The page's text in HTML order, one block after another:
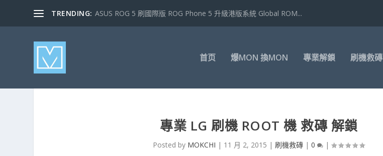
TRENDING: ASUS ROG 5 刷國際版 ROG Phone 5 升級港版系統 Global ROM...
首页 爆MON 換MON 專業解鎖 刷機救磚
專業 LG 刷機 ROOT 機 救磚 解鎖
Posted by MOKCHI | 11 月 2, 2015 | 刷機救磚 |0 |